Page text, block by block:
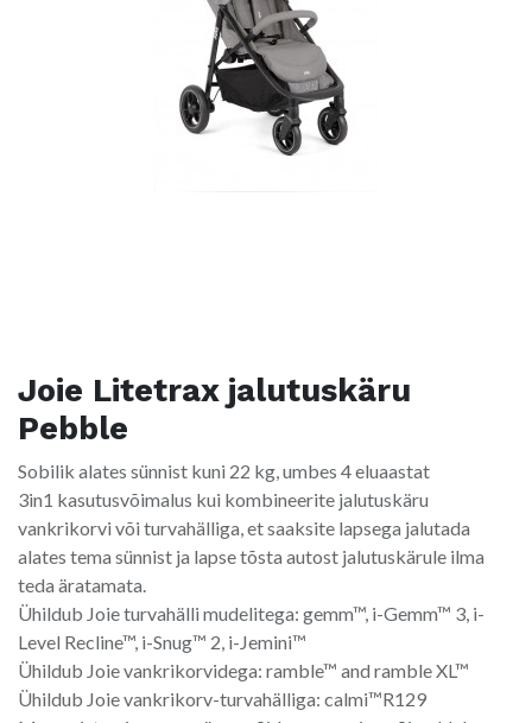
Joie Litetrax jalutuskäru
Pebble
Sobilik alates sünnist kuni 22 kg, umbes 4 eluaastat
3in1 kasutusvõimalus kui kombineerite jalutuskäru
vankrikorvi või turvahälliga, et saaksite lapsega jalutada
alates tema sünnist ja lapse tõsta autost jalutuskärule ilma
teda äratamata.
Ühildub Joie turvahälli mudelitega: gemm™, i-Gemm™ 3, i-
Level Recline™, i-Snug™ 2, i-Jemini™
Ühildub Joie vankrikorvidega: ramble™ and ramble XL™
Ühildub Joie vankrikorv-turvahälliga: calmi™R129